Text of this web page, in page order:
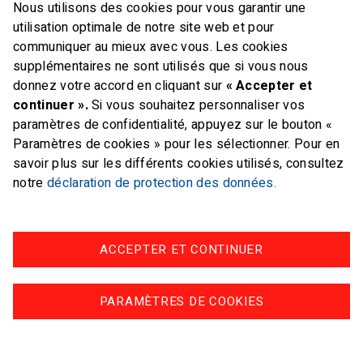
E-mail office@swiss-sailing-
team.ch
FOLLOW US ON
Twitter FacebookInstagram
Nous utilisons des cookies pour vous garantir une
utilisation optimale de notre site web et pour
communiquer au mieux avec vous. Les cookies
supplémentaires ne sont utilisés que si vous nous
donnez votre accord en cliquant sur « Accepter et
continuer ».Si vous souhaitez personnaliser vos
paramètres de confidentialité, appuyez sur le bouton «
Paramètres de cookies » pour les sélectionner. Pour en
savoir plus sur les différents cookies utilisés, consultez
notre déclaration de protection des données.
PARAMÈTRES DE COOKIES
ACCEPTER ET CONTINUER